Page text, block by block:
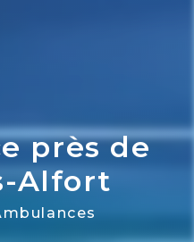
près de
Alfort